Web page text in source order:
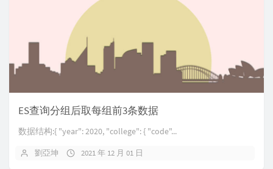
ES查询分组后取每组前3条数据
数据结构:{ "year": 2020, "college": { "code"...
劉亞坤 2021 年 12 月 01 日